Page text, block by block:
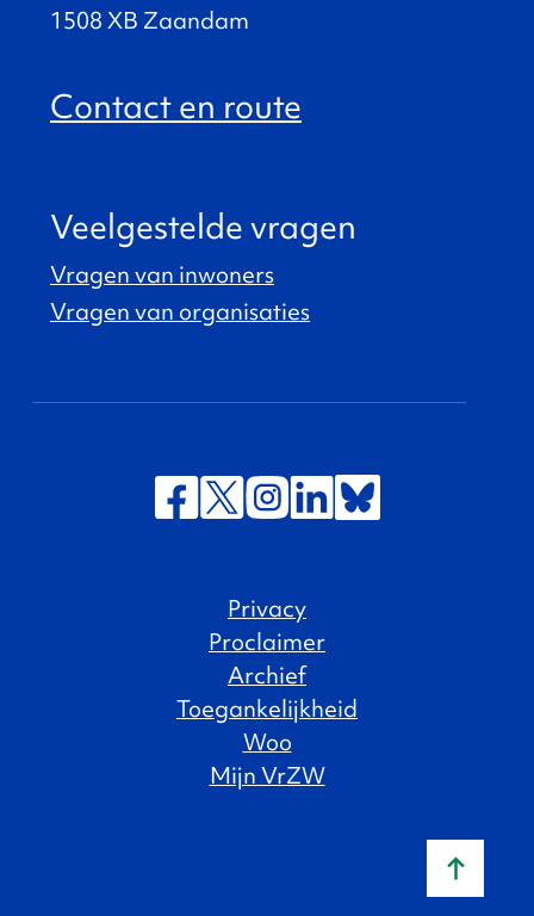
1508 XB Zaandam
Contact en route
Veelgestelde vragen
Vragen van inwoners
Vragen van organisaties
Privacy
Proclaimer
Archief
Toegankelijkheid
Woo
Mijn VrZW
Naar